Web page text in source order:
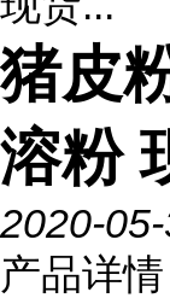
猪皮
溶粉
2020-
产品详情